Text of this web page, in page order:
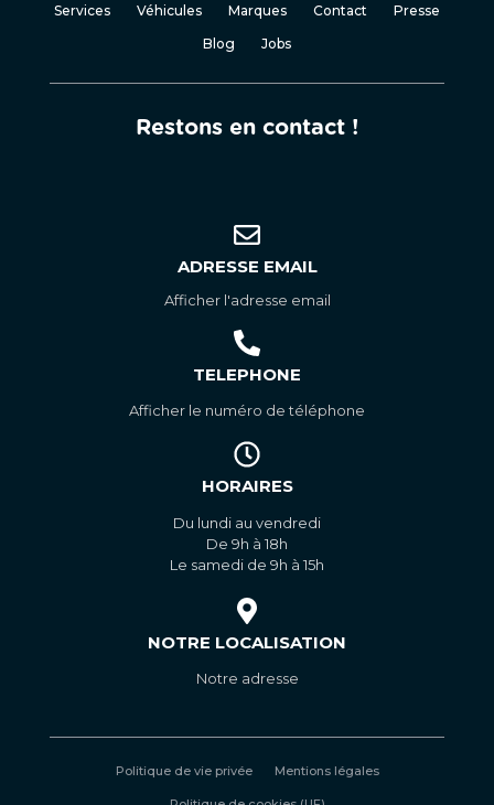
Services Véhicules Marques Contact
Presse
Blog
Jobs
Restons en contact !
ADRESSE EMAIL
Afficher l'adresse email
TELEPHONE
Afficher le numéro de téléphone
HORAIRES
Du lundi au vendredi
De 9h à 18h
Le samedi de 9h à 15h
NOTRE LOCALISATION
Notre adresse
Politique de vie privée Mentions légales